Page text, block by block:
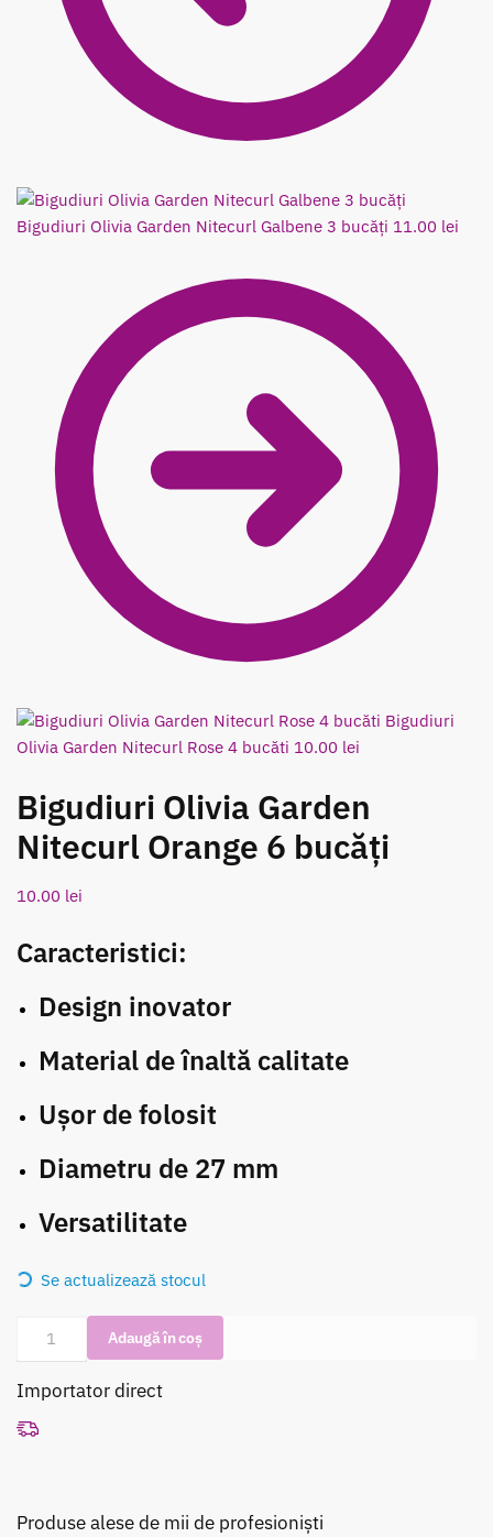
Bigudiuri Olivia Garden Nitecurl Galbene 3 bucăți 11.00 lei
Bigudiuri
Olivia Garden Nitecurl Rose 4 bucăti 10.00 lei
Bigudiuri Olivia Garden
Nitecurl Orange 6 bucăți
10.00 lei
Caracteristici:
Design inovator
Material de înaltă calitate
Ușor de folosit
Diametru de 27 mm
Versatilitate
Se actualizează stocul
Olivia
Garden
Nitecurl
bucăți
Adaugă în coș
Importator direct
Produse alese de mii de profesioniști